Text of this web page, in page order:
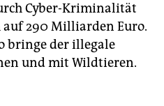
Cyber-Kriminalität
290 Milliarden Euro.
bringe der illegale
und mit Wildtieren.